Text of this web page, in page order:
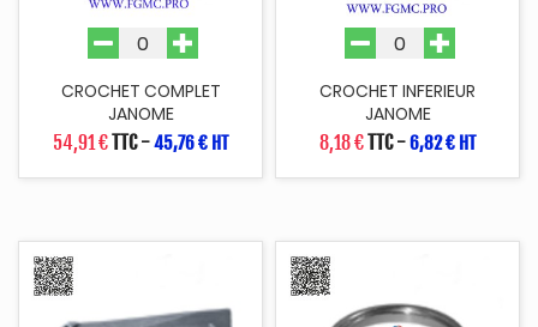
CROCHET COMPLET
JANOME
54,91 €TTC-45,76 € HT
CROCHET INFERIEUR
JANOME
8,18 €TTC-6,82 € HT